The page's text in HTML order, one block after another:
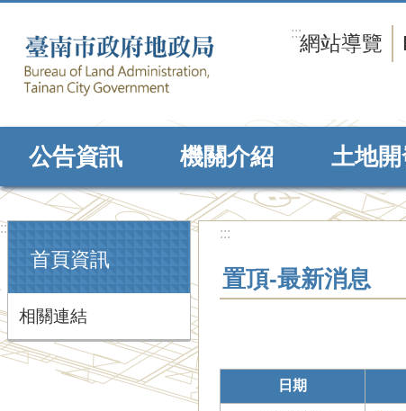
:::網站導覽
公告資訊 機關介紹 土地
:::
首頁資訊
相關連結
:::
置頂-最新消息
日期